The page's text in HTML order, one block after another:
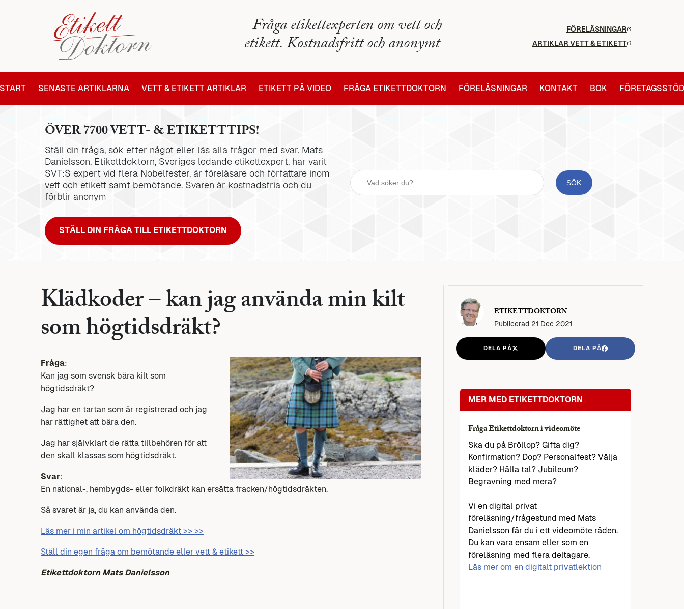
- Fråga etikettexperten om vett och
etikett. Kostnadsfritt och anonymt
FÖRELÄSNINGAR
ARTIKLAR VETT & ETIKETT
START SENASTE ARTIKLARNA VETT & ETIKETT ARTIKLAR ETIKETT PÅ VIDEO FRÅGA ETIKETTDOKTORN FÖRELÄSNINGAR KONTAKT BOK FÖRETAGSSTÖD
ÖVER 7700 VETT- & ETIKETTTIPS!
Ställ din fråga, sök efter något eller läs alla frågor med svar. Mats
Danielsson, Etikettdoktorn, Sveriges ledande etikettexpert, har varit
SVT:S expert vid flera Nobelfester, är föreläsare och författare inom
vett och etikett samt bemötande. Svaren är kostnadsfria och du
förblir anonym
STÄLL DIN FRÅGA TILL ETIKETTDOKTORN
Klädkoder – kan jag använda min kilt
som högtidsdräkt?
Fråga:
Kan jag som svensk bära kilt som
högtidsdräkt?
Jag har en tartan som är registrerad och jag
har rättighet att bära den.
Jag har självklart de rätta tillbehören för att
den skall klassas som högtidsdräkt.
Svar:
En national-, hembygds- eller folkdräkt kan ersätta fracken/högtidsdräkten.
Så svaret är ja, du kan använda den.
Läs mer i min artikel om högtidsdräkt >> >>
Ställ din egen fråga om bemötande eller vett & etikett >>
Etikettdoktorn Mats Danielsson
ETIKETTDOKTORN
Publicerad 21 Dec 2021
DELA PÅ DELA PÅ
MER MED ETIKETTDOKTORN
Fråga Etikettdoktorn i videomöte
Ska du på Bröllop? Gifta dig?
Konfirmation? Dop? Personalfest? Välja
kläder? Hålla tal? Jubileum?
Begravning med mera?
Vi en digital privat
föreläsning/frågestund med Mats
Danielsson får du i ett videomöte råden.
Du kan vara ensam eller som en
föreläsning med flera deltagare.
Läs mer om en digitalt privatlektion